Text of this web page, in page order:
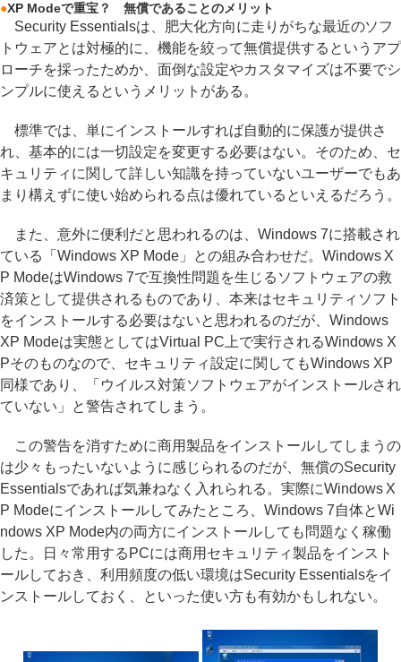
●XP Modeで重宝？ 無償であることのメリット
Security Essentialsは、肥大化方向に走りがちな最近のソフ
トウェアとは対極的に、機能を絞って無償提供するというアプ
ローチを採ったためか、面倒な設定やカスタマイズは不要でシ
ンプルに使えるというメリットがある。
標準では、単にインストールすれば自動的に保護が提供さ
れ、基本的には一切設定を変更する必要はない。そのため、セ
キュリティに関して詳しい知識を持っていないユーザーでもあ
まり構えずに使い始められる点は優れているといえるだろう。
また、意外に便利だと思われるのは、Windows 7に搭載され
ている「Windows XP Mode」との組み合わせだ。Windows X
P ModeはWindows 7で互換性問題を生じるソフトウェアの救
済策として提供されるものであり、本来はセキュリティソフト
をインストールする必要はないと思われるのだが、Windows
XP Modeは実態としてはVirtual PC上で実行されるWindows X
Pそのものなので、セキュリティ設定に関してもWindows XP
同様であり、「ウイルス対策ソフトウェアがインストールされ
ていない」と警告されてしまう。
この警告を消すために商用製品をインストールしてしまうの
は少々もったいないように感じられるのだが、無償のSecurity
Essentialsであれば気兼ねなく入れられる。実際にWindows X
P Modeにインストールしてみたところ、Windows 7自体とWi
ndows XP Mode内の両方にインストールしても問題なく稼働
した。日々常用するPCには商用セキュリティ製品をインスト
ールしておき、利用頻度の低い環境はSecurity Essentialsをイ
ンストールしておく、といった使い方も有効かもしれない。